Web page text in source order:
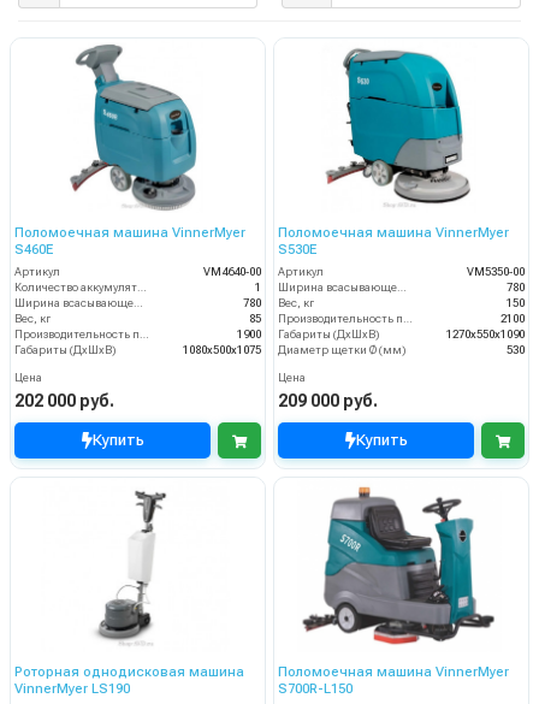
Поломоечная машина VinnerMyer
S460E
Артикул
VM4640-00
Количество аккумуляторов (шт)
1
Ширина всасывающей балки (мм)
780
Вес, кг
85
Производительность по площади (м2/ч)
1900
Габариты (ДхШхВ)
1080х500х1075
Цена
202 000 руб.
Купить
Поломоечная машина VinnerMyer
S530E
Артикул
VM5350-00
Ширина всасывающей балки (мм)
780
Вес, кг
150
Производительность по площади (м2/ч)
2100
Габариты (ДхШхВ)
1270х550х1090
Диаметр щетки Ø (мм)
530
Цена
209 000 руб.
Купить
Роторная однодисковая машина
VinnerMyer LS190
Поломоечная машина VinnerMyer
S700R-L150